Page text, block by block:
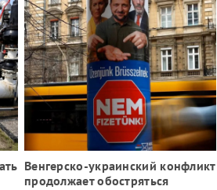
Венгерско-украинский конфликт
продолжает обостряться